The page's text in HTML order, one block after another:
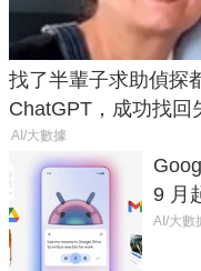
找了半輩子求助偵探
ChatGPT，成功找回
AI/大數據
9 月
AI/大數